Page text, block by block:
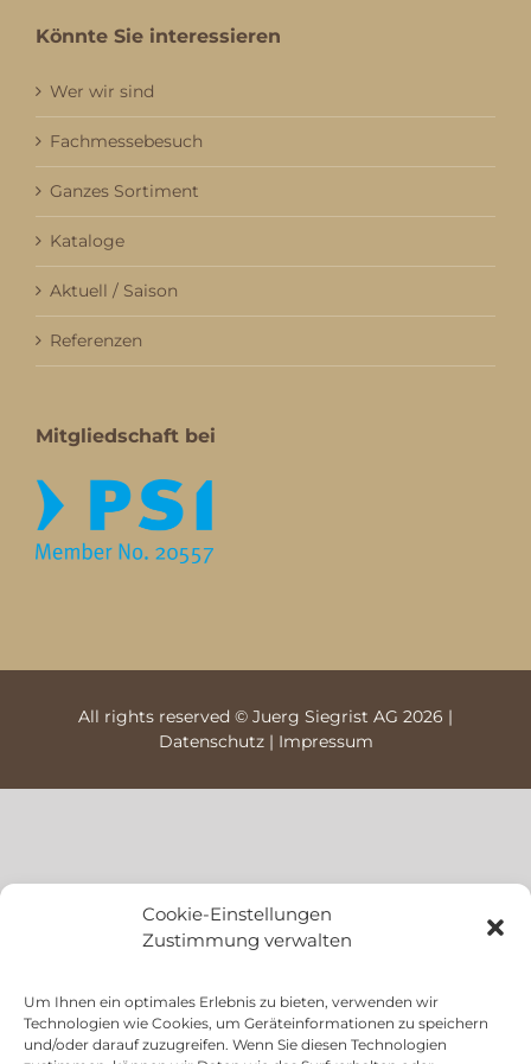
Cookie-Einstellungen
Zustimmung verwalten
Um Ihnen ein optimales Erlebnis zu bieten, verwenden wir
Technologien wie Cookies, um Geräteinformationen zu speichern
und/oder darauf zuzugreifen. Wenn Sie diesen Technologien
Könnte Sie interessieren
Wer wir sind
Fachmessebesuch
Ganzes Sortiment
Kataloge
Aktuell / Saison
Referenzen
Mitgliedschaft bei
All rights reserved © Juerg Siegrist AG 2026 |
Datenschutz | Impressum